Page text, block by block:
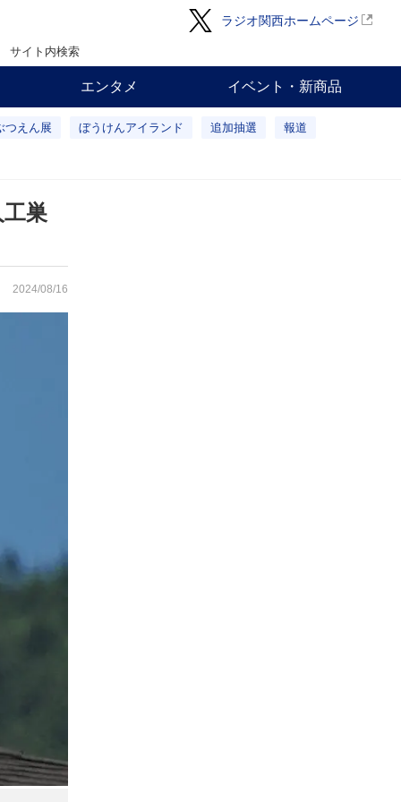
ラジオ関西ホームページ
サイト内検索
エンタメ イベント・新商品
つえん展 ぼうけんアイランド 追加抽選 報道
巣
2024/08/16